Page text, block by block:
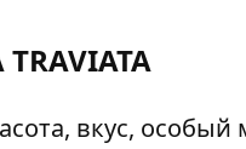
TRAVIATA
вкус, особый